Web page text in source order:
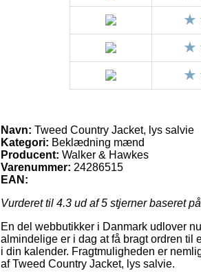
Navn: Tweed Country Jacket, lys salvie
Kategori: Beklædning mænd
Producent: Walker & Hawkes
Varenummer: 24286515
EAN:
Vurderet til 4.3 ud af 5 stjerner baseret på
En del webbutikker i Danmark udlover
almindelige er i dag at få bragt ordren til
i din kalender. Fragtmuligheden er
af Tweed Country Jacket, lys salvie.